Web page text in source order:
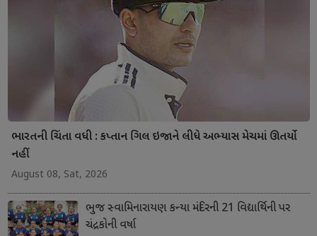
ભારતની ચિંતા વધી : કપ્તાન ગિલ ઇજાને લીધે અભ્યાસ મેચમાં ઊતર્યો
નહીં
August 08, Sat, 2026
ભુજ સ્વામિનારાયણ કન્યા મંદિરની 21 વિદ્યાર્થિની પર
ચંદ્રકોની વર્ષા